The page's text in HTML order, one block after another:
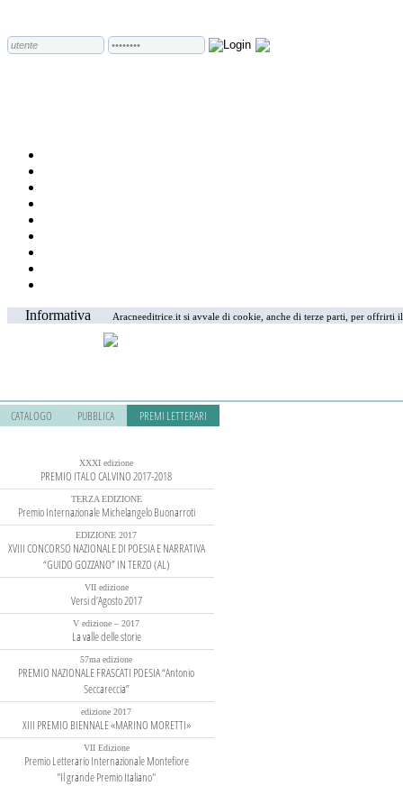
Informativa Aracneeditrice.it si avvale di cookie, anche di terze parti, per
CATALOGO PUBBLICA PREMI LETTERARI
XXXI edizione
PREMIO ITALO CALVINO 2017-2018
TERZA EDIZIONE
Premio Internazionale Michelangelo Buonarroti
EDIZIONE 2017
XVIII CONCORSO NAZIONALE DI POESIA E NARRATIVA
“GUIDO GOZZANO” IN TERZO (AL)
VII edizione
Versi d’Agosto 2017
V edizione – 2017
La valle delle storie
57ma edizione
PREMIO NAZIONALE FRASCATI POESIA “Antonio
Seccareccia”
edizione 2017
XIII PREMIO BIENNALE «MARINO MORETTI»
VII Edizione
Premio Letterario Internazionale Montefiore
"Il grande Premio Italiano"